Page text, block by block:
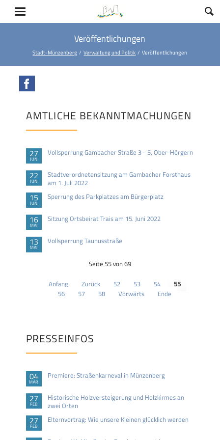
Veröffentlichungen
Stadt-Münzenberg Verwaltung und Politik Veröffentlichungen
AMTLICHE BEKANNTMACHUNGEN
27
JUN
Vollsperrung Gambacher Straße 3 - 5, Ober-Hörgern
22
JUN
Stadtverordnetensitzung am Gambacher Forsthaus
am 1. Juli 2022
15
JUN
Sperrung des Parkplatzes am Bürgerplatz
16
MAI
Sitzung Ortsbeirat Trais am 15. Juni 2022
13
MAI
Vollsperrung Taunusstraße
Seite 55 von 69
Anfang Zurück 52 53 54
55
56
57 58 Vorwärts Ende
PRESSEINFOS
04
MÄR
Premiere: Straßenkarneval in Münzenberg
27
FEB
Historische Holzversteigerung und Holzkirmes an
zwei Orten
27
FEB
Elternvortrag: Wie unsere Kleinen glücklich werden